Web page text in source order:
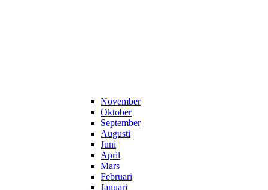
November
Oktober
September
Augusti
Juni
April
Mars
Februari
Januari